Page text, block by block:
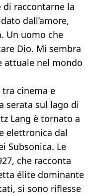
di raccontarne la
dall’amore,
Un uomo che
Dio. Mi sembra
attuale nel mondo
cinema e
serata sul lago di
Lang è tornato a
elettronica dal
Subsonica. Le
che racconta
élite dominante
si sono riflesse